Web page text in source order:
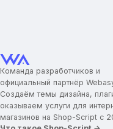
Команда разработчиков и
официальный партнёр
Создаём темы дизайна,
оказываем услуги для
магазинов на Shop-Script с